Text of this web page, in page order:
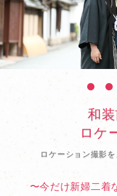
撮
和
ロケ
ロケーション撮影
〜今だけ新婦二着